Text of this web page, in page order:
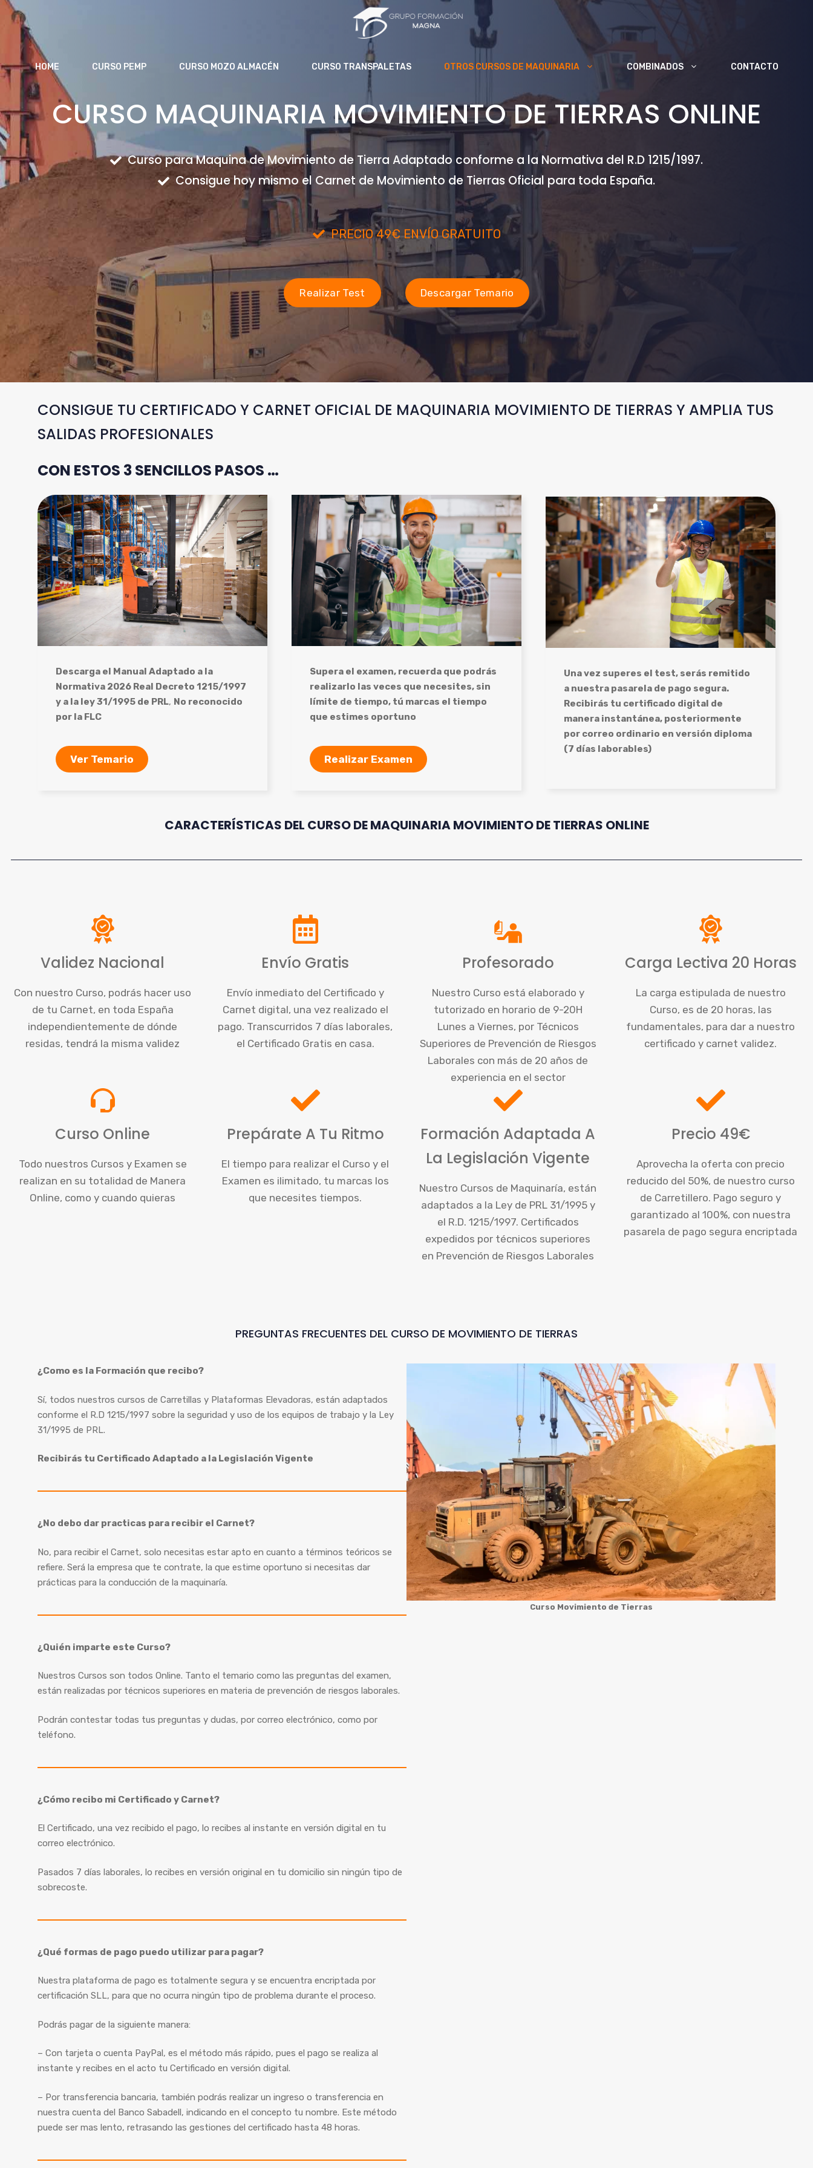
Saltar
contenido
HOME CURSO PEMP CURSO MOZO ALMACÉN CURSO TRANSPALETAS OTROS CURSOS DE MAQUINARIA COMBINADOS CONTACTO
CURSO MAQUINARIA MOVIMIENTO DE TIERRAS ONLINE
Curso para Maquina de Movimiento de Tierra Adaptado conforme a la Normativa del R.D 1215/1997.
Consigue hoy mismo el Carnet de Movimiento de Tierras Oficial para toda España.
PRECIO 49€ ENVÍO GRATUITO
Realizar Test Descargar Temario
CONSIGUE TU CERTIFICADO Y CARNET OFICIAL DE MAQUINARIA MOVIMIENTO DE TIERRAS Y AMPLIA TUS
SALIDAS PROFESIONALES
CON ESTOS 3 SENCILLOS PASOS …
Descarga el Manual Adaptado a la
Normativa 2026 Real Decreto 1215/1997
y a la ley 31/1995 de PRL, No reconocido
por la FLC
Ver Temario
Supera el examen, recuerda que podrás
realizarlo las veces que necesites, sin
límite de tiempo, tú marcas el tiempo
que estimes oportuno
Realizar Examen
Una vez superes el test, serás remitido
a nuestra pasarela de pago segura.
Recibirás tu certificado digital de
manera instantánea, posteriormente
por correo ordinario en versión diploma
(7 días laborables)
CARACTERÍSTICAS DEL CURSO DE MAQUINARIA MOVIMIENTO DE TIERRAS ONLINE
Validez Nacional
Con nuestro Curso, podrás hacer uso
de tu Carnet, en toda España
independientemente de dónde
residas, tendrá la misma validez
Envío Gratis
Envío inmediato del Certificado y
Carnet digital, una vez realizado el
pago. Transcurridos 7 días laborales,
el Certificado Gratis en casa.
Profesorado
Nuestro Curso está elaborado y
tutorizado en horario de 9-20H
Lunes a Viernes, por Técnicos
Superiores de Prevención de Riesgos
Laborales con más de 20 años de
experiencia en el sector
Carga Lectiva 20 Horas
La carga estipulada de nuestro
Curso, es de 20 horas, las
fundamentales, para dar a nuestro
certificado y carnet validez.
Curso Online
Todo nuestros Cursos y Examen se
realizan en su totalidad de Manera
Online, como y cuando quieras
Prepárate A Tu Ritmo
El tiempo para realizar el Curso y el
Examen es ilimitado, tu marcas los
que necesites tiempos.
Formación Adaptada A
La Legislación Vigente
Nuestro Cursos de Maquinaría, están
adaptados a la Ley de PRL 31/1995 y
el R.D. 1215/1997. Certificados
expedidos por técnicos superiores
en Prevención de Riesgos Laborales
Precio 49€
Aprovecha la oferta con precio
reducido del 50%, de nuestro curso
de Carretillero. Pago seguro y
garantizado al 100%, con nuestra
pasarela de pago segura encriptada
PREGUNTAS FRECUENTES DEL CURSO DE MOVIMIENTO DE TIERRAS
¿Como es la Formación que recibo?
Sí, todos nuestros cursos de Carretillas y Plataformas Elevadoras, están adaptados
conforme el R.D 1215/1997 sobre la seguridad y uso de los equipos de trabajo y la Ley
31/1995 de PRL.
Recibirás tu Certificado Adaptado a la Legislación Vigente
¿No debo dar practicas para recibir el Carnet?
No, para recibir el Carnet, solo necesitas estar apto en cuanto a términos teóricos se
refiere. Será la empresa que te contrate, la que estime oportuno si necesitas dar
prácticas para la conducción de la maquinaría.
¿Quién imparte este Curso?
Nuestros Cursos son todos Online. Tanto el temario como las preguntas del examen,
están realizadas por técnicos superiores en materia de prevención de riesgos laborales.
Podrán contestar todas tus preguntas y dudas, por correo electrónico, como por
teléfono.
¿Cómo recibo mi Certificado y Carnet?
El Certificado, una vez recibido el pago, lo recibes al instante en versión digital en tu
correo electrónico.
Pasados 7 días laborales, lo recibes en versión original en tu domicilio sin ningún tipo de
sobrecoste.
¿Qué formas de pago puedo utilizar para pagar?
Nuestra plataforma de pago es totalmente segura y se encuentra encriptada por
certificación SLL, para que no ocurra ningún tipo de problema durante el proceso.
Podrás pagar de la siguiente manera:
– Con tarjeta o cuenta PayPal, es el método más rápido, pues el pago se realiza al
instante y recibes en el acto tu Certificado en versión digital.
– Por transferencia bancaria, también podrás realizar un ingreso o transferencia en
nuestra cuenta del Banco Sabadell, indicando en el concepto tu nombre. Este método
puede ser mas lento, retrasando las gestiones del certificado hasta 48 horas.
Curso Movimiento de Tierras